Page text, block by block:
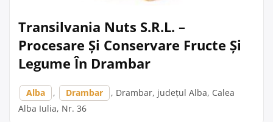
Transilvania Nuts S.R.L. –
Procesare Și Conservare Fructe Și
Legume În Drambar
Alba , Drambar
, Drambar, județul Alba, Calea
Alba Iulia, Nr. 36